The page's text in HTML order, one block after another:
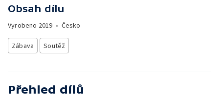
Obsah dílu
Vyrobeno 2019 • Česko
Zábava Soutěž
Přehled dílů